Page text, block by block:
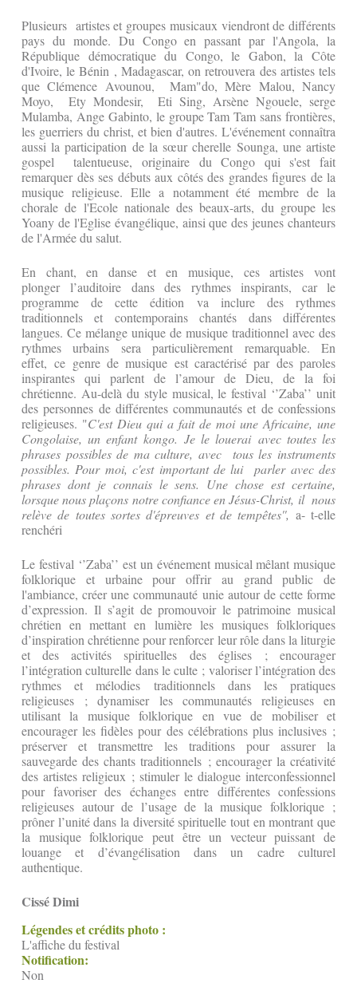
Plusieurs artistes et groupes musicaux viendront de différents
pays du monde. Du Congo en passant par l'Angola, la
République démocratique du Congo, le Gabon, la Côte
d'Ivoire, le Bénin , Madagascar, on retrouvera des artistes tels
que Clémence Avounou, Mam"do, Mère Malou, Nancy
Moyo, Ety Mondesir, Eti Sing, Arsène Ngouele, serge
Mulamba, Ange Gabinto, le groupe Tam Tam sans frontières,
les guerriers du christ, et bien d'autres. L'événement connaîtra
aussi la participation de la sœur cherelle Sounga, une artiste
gospel talentueuse, originaire du Congo qui s'est fait
remarquer dès ses débuts aux côtés des grandes figures de la
musique religieuse. Elle a notamment été membre de la
chorale de l'Ecole nationale des beaux-arts, du groupe les
Yoany de l'Eglise évangélique, ainsi que des jeunes chanteurs
de l'Armée du salut.
En chant, en danse et en musique, ces artistes vont
plonger l’auditoire dans des rythmes inspirants, car le
programme de cette édition va inclure des rythmes
traditionnels et contemporains chantés dans différentes
langues. Ce mélange unique de musique traditionnel avec des
rythmes urbains sera particulièrement remarquable. En
effet, ce genre de musique est caractérisé par des paroles
inspirantes qui parlent de l’amour de Dieu, de la foi
chrétienne. Au-delà du style musical, le festival ‘’Zaba’’ unit
des personnes de différentes communautés et de confessions
religieuses. "C'est Dieu qui a fait de moi une Africaine, une
Congolaise, un enfant kongo. Je le louerai avec toutes les
phrases possibles de ma culture, avec tous les instruments
possibles. Pour moi, c'est important de lui parler avec des
phrases dont je connais le sens. Une chose est certaine,
lorsque nous plaçons notre confiance en Jésus-Christ, il nous
relève de toutes sortes d'épreuves et de tempêtes'', a- t-elle
renchéri
Le festival ‘’Zaba’’ est un événement musical mêlant musique
folklorique et urbaine pour offrir au grand public de
l'ambiance, créer une communauté unie autour de cette forme
d’expression. Il s’agit de promouvoir le patrimoine musical
chrétien en mettant en lumière les musiques folkloriques
d’inspiration chrétienne pour renforcer leur rôle dans la liturgie
et des activités spirituelles des églises ; encourager
l’intégration culturelle dans le culte ; valoriser l’intégration des
rythmes et mélodies traditionnels dans les pratiques
religieuses ; dynamiser les communautés religieuses en
utilisant la musique folklorique en vue de mobiliser et
encourager les fidèles pour des célébrations plus inclusives ;
préserver et transmettre les traditions pour assurer la
sauvegarde des chants traditionnels ; encourager la créativité
des artistes religieux ; stimuler le dialogue interconfessionnel
pour favoriser des échanges entre différentes confessions
religieuses autour de l’usage de la musique folklorique ;
prôner l’unité dans la diversité spirituelle tout en montrant que
la musique folklorique peut être un vecteur puissant de
louange et d’évangélisation dans un cadre culturel
authentique.
Cissé Dimi
Légendes et crédits photo :
L'affiche du festival
Notification:
Non